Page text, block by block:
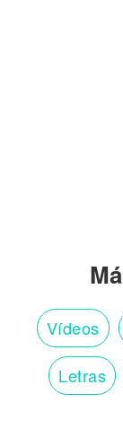
Vídeos
Letras